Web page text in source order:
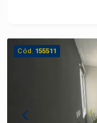
Cozinha
para otimizar espaço; Banheiro
ótimo acabamento. Diferenciais
aproveitamento de
com portaria
playground,
Cód. 155511